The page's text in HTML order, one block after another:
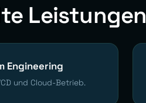
Leistungen
Engineering
und Cloud-Betrieb.